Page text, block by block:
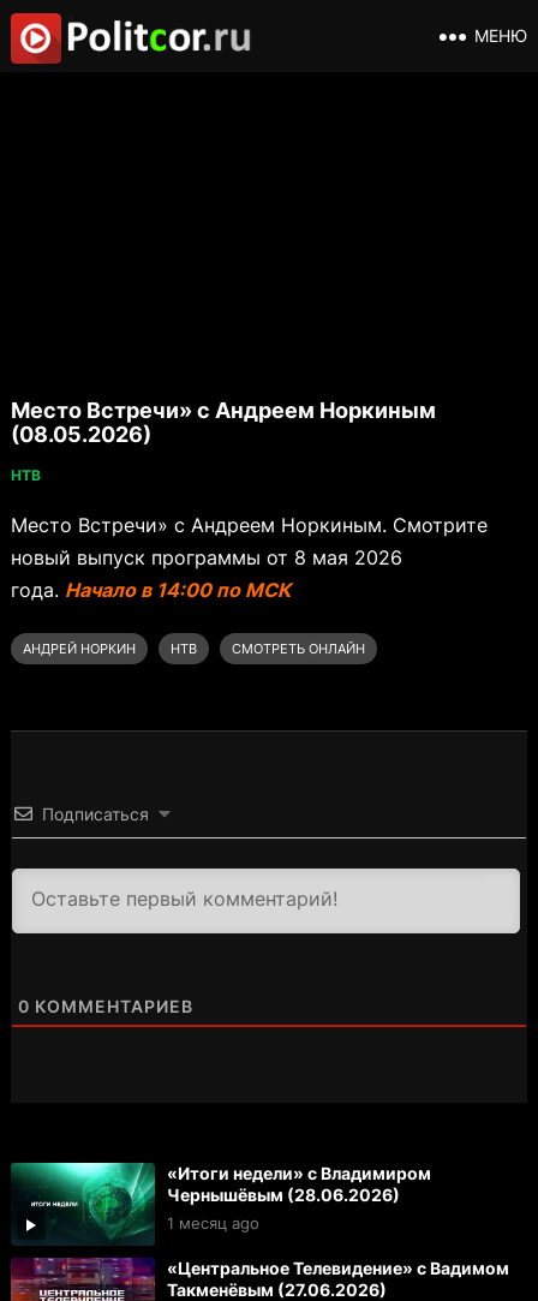
МЕНЮ
Место Встречи» с Андреем Норкиным
(08.05.2026)
НТВ
Место Встречи» с Андреем Норкиным. Смотрите
новый выпуск программы от 8 мая 2026
года. Начало в 14:00 по МСК
АНДРЕЙ НОРКИН НТВ СМОТРЕТЬ ОНЛАЙН
Подписаться
0 КОММЕНТАРИЕВ
«Итоги недели» с Владимиром
Чернышёвым (28.06.2026)
1 месяц ago
«Центральное Телевидение» с Вадимом
Такменёвым (27.06.2026)